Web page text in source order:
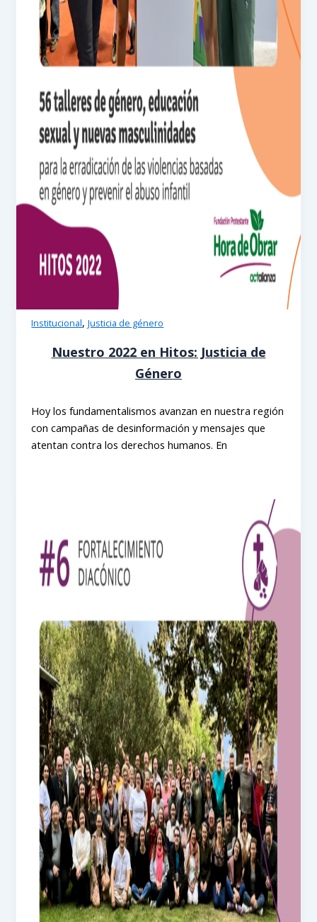
Institucional,Justicia de género
Nuestro 2022 en Hitos: Justicia de
Género
Hoy los fundamentalismos avanzan en nuestra región
con campañas de desinformación y mensajes que
atentan contra los derechos humanos. En